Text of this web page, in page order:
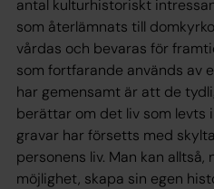
antal kulturhistoriskt
som återlämnats till
vårdas och bevaras för
som fortfarande används av
har gemensamt är att de
berättar om det liv som levts
gravar har försetts med
personens liv. Man kan
möjlighet, skapa sin egen